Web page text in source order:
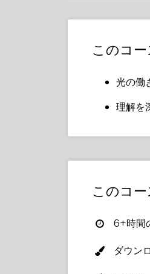
かい夕日の
太陽光を描
を感じるこ
ポットライ
Xiaofanは
く、最終的
さらに、彼
とでリアル
の色、髪、
初心者でも
このコ
光の働
理解を
このコ
6+時間
ダウン